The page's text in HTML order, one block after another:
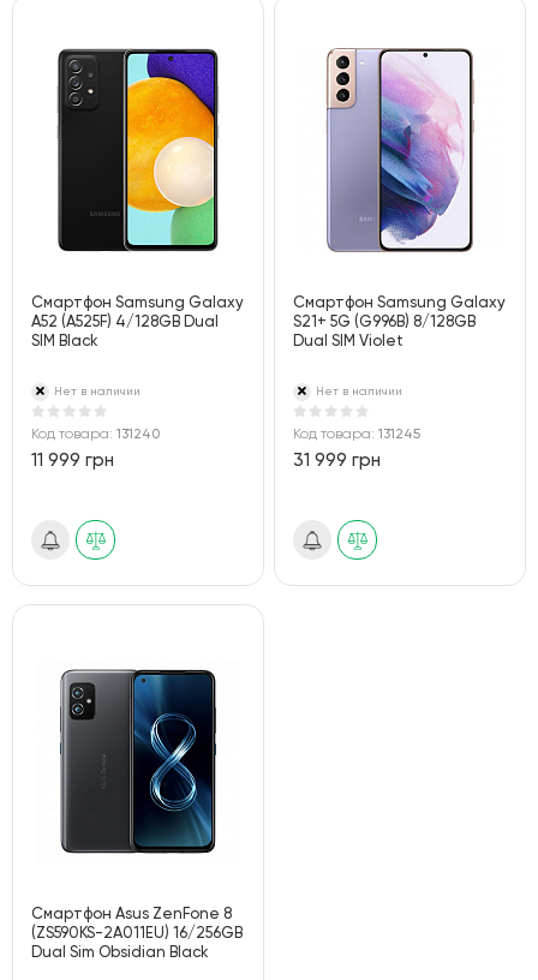
Смартфон Samsung Galaxy
A52 (A525F) 4/128GB Dual
SIM Black
Нет в наличии
Код товара: 131240
11 999 грн
Смартфон Samsung Galaxy
S21+ 5G (G996B) 8/128GB
Dual SIM Violet
Нет в наличии
Код товара:131245
31 999 грн
Смартфон Asus ZenFone 8
(ZS590KS-2A011EU) 16/256GB
Dual Sim Obsidian Black